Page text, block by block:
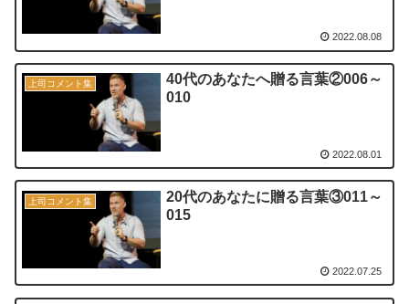
2022.08.08
上司コメント集
40代のあなたへ贈る言葉②006～
010
2022.08.01
上司コメント集
20代のあなたに贈る言葉③011～
015
2022.07.25